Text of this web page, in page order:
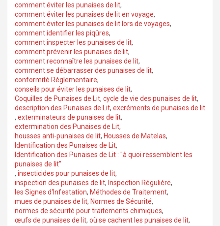
comment éviter les punaises de lit,
comment éviter les punaises de lit en voyage,
comment éviter les punaises de lit lors de voyages,
comment identifier les piqûres,
comment inspecter les punaises de lit,
comment prévenir les punaises de lit,
comment reconnaître les punaises de lit,
comment se débarrasser des punaises de lit,
conformité Réglementaire,
conseils pour éviter les punaises de lit,
Coquilles de Punaises de Lit, cycle de vie des punaises de lit,
description des Punaises de Lit, excréments de punaises de lit
, exterminateurs de punaises de lit,
extermination des Punaises de Lit,
housses anti-punaises de lit, Housses de Matelas,
Identification des Punaises de Lit,
Identification des Punaises de Lit : "à quoi ressemblent les
punaises de lit"
, insecticides pour punaises de lit,
inspection des punaises de lit, Inspection Régulière,
les Signes d'Infestation, Méthodes de Traitement,
mues de punaises de lit, Normes de Sécurité,
normes de sécurité pour traitements chimiques,
œufs de punaises de lit, où se cachent les punaises de lit,